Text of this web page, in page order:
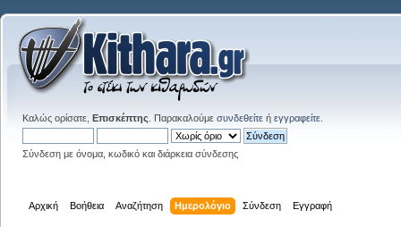
Καλώς ορίσατε, Επισκέπτης . Παρακαλούμε συνδεθείτε ή εγγραφείτε
Σύνδεση με όνομα, κωδικό και διάρκεια σύνδεσης
Αρχική Βοήθεια Αναζήτηση Ημερολόγιο Σύνδεση Εγγραφή